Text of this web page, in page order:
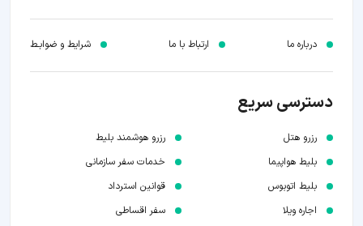
درباره ما ارتباط با ما شرایط و ضوابـط
دسترسی سریع
رزرو هتل
بلیط هواپیما
بلیط اتوبوس
اجاره ویلا
رزرو هوشمند بلیط
خدمات سفر سازمانی
قوانین استرداد
سفر اقساطی